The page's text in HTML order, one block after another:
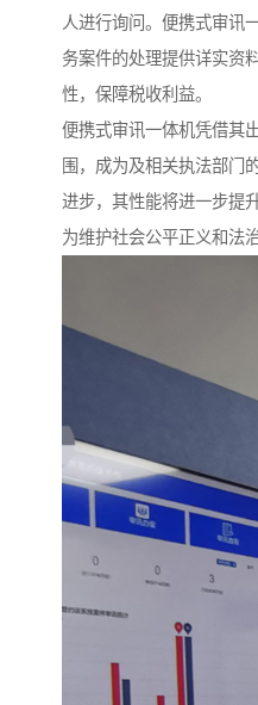
人进行询问。便携式审讯
务案件的处理提供详实资
性，保障税收利益。​
便携式审讯一体机凭借其
围，成为及相关执法部门
进步，其性能将进一步提
为维护社会公平正义和法